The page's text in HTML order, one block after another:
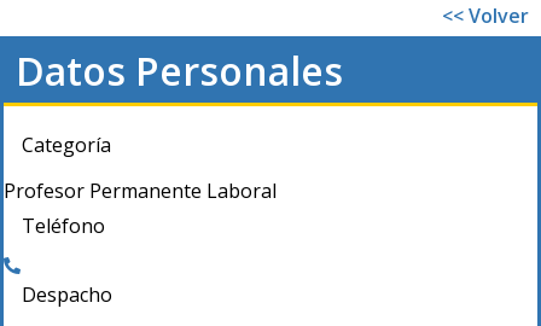
<< Volver
Datos Personales
Categoría
Profesor Permanente Laboral
Teléfono
Despacho